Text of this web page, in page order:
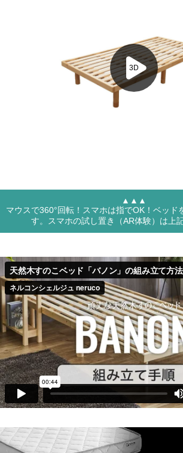
▲▲▲
マウスで360°回転！スマホは指でOK！ベッド
す。スマホの試し置き（AR体験）は上